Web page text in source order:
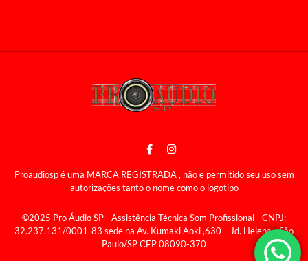
Proaudiosp é uma MARCA REGISTRADA , não e permitido seu uso sem
autorizações tanto o nome como o logotipo
©2025 Pro Áudio SP - Assistência Técnica Som Profissional - CNPJ:
32.237.131/0001-83 sede na Av. Kumaki Aoki ,630 – Jd. Helena - São
Paulo/SP CEP 08090-370